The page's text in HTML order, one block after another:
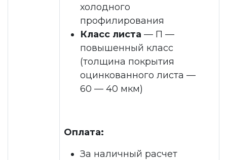
холодного
профилирования
Класс листа — П —
повышенный класс
(толщина покрытия
оцинкованного листа —
60 — 40 мкм)
Оплата:
За наличный расчет